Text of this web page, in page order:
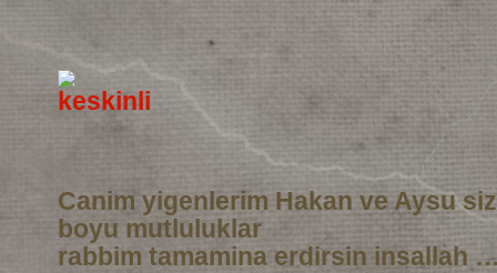
Canim yigenlerim Hakan ve Aysu
boyu mutluluklar
rabbim tamamina erdirsin insallah